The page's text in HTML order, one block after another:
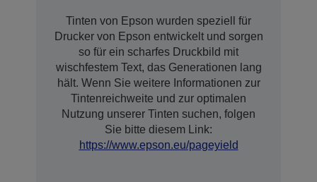
Tinten von Epson wurden speziell für
Drucker von Epson entwickelt und sorgen
so für ein scharfes Druckbild mit
wischfestem Text, das Generationen lang
hält. Wenn Sie weitere Informationen zur
Tintenreichweite und zur optimalen
Nutzung unserer Tinten suchen, folgen
Sie bitte diesem Link:
https://www.epson.eu/pageyield